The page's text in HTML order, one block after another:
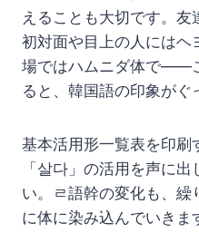
えることも大切です。友
初対面や目上の人にはヘ
場ではハムニダ体で——
ると、韓国語の印象がぐ
基本活用形一覧表を印刷
「살다」の活用を声に
い。ㄹ語幹の変化も、繰
に体に染み込んでいきま